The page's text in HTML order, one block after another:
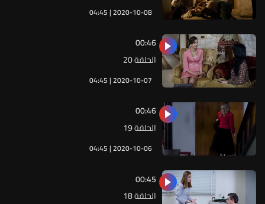
04:45 | 2020-10-08
04:45 | 2020-10-07
الحلقة 20
00:46
04:45 | 2020-10-06
الحلقة 19
00:46
الحلقة 18
00:45